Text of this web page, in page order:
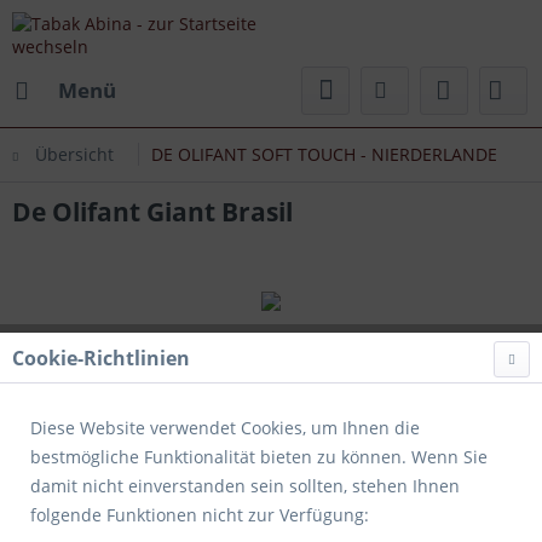
Menü
Übersicht DE OLIFANT SOFT TOUCH - NIERDERLANDE
De Olifant Giant Brasil
Cookie-Richtlinien
Diese Website verwendet Cookies, um Ihnen die
bestmögliche Funktionalität bieten zu können. Wenn Sie
damit nicht einverstanden sein sollten, stehen Ihnen
folgende Funktionen nicht zur Verfügung: